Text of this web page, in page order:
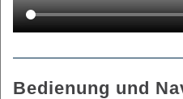
Bedienung und